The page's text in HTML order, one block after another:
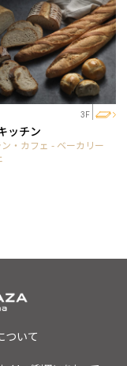
3F
ッチン
ン・カフェ - ベーカリー
ついて